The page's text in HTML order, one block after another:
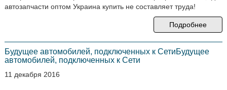
автозапчасти оптом Украина купить не составляет труда!
Подробнее
Будущее автомобилей, подключенных к СетиБудущее
автомобилей, подключенных к Сети
11 декабря 2016